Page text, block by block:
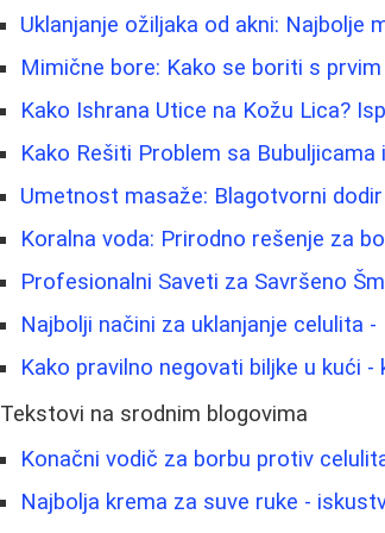
Uklanjanje ožiljaka od akni: Najbolje
Mimične bore: Kako se boriti s
Kako Ishrana Utice na Kožu Lica?
Kako Rešiti Problem sa
Umetnost masaže: Blagotvorni
Koralna voda: Prirodno rešenje za
Profesionalni Saveti za Savršeno
Najbolji načini za uklanjanje celulita
Kako pravilno negovati biljke u kući
Tekstovi na srodnim blogovima
Konačni vodič za borbu protiv
Najbolja krema za suve ruke -